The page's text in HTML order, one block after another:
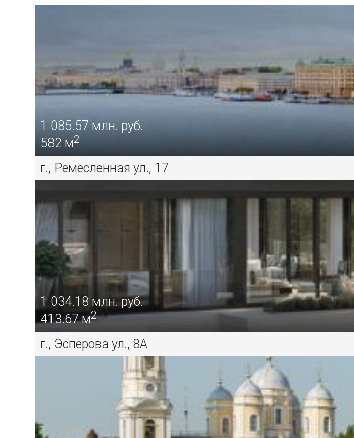
1 085.57 млн. руб.
582 м2
г., Ремесленная ул., 17
1 034.18 млн. руб.
413.67 м2
г., Эсперова ул., 8А